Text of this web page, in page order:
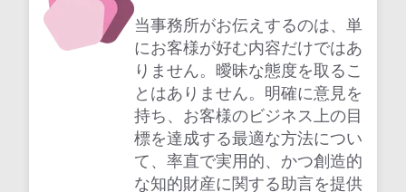
当事務所がお伝えするのは、単
にお客様が好む内容だけではあ
りません。曖昧な態度を取るこ
とはありません。明確に意見を
持ち、お客様のビジネス上の目
標を達成する最適な方法につい
て、率直で実用的、かつ創造的
な知的財産に関する助言を提供